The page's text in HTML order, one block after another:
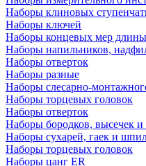
Наборы клиновых
Наборы ключей
Наборы концевых мер
Наборы напильников,
Наборы отверток
Наборы разные
Наборы слесарно-
Наборы торцевых головок
Наборы отверток
Наборы бородков, высечек и
Наборы сухарей, гаек и
Наборы торцевых головок
Наборы цанг ER